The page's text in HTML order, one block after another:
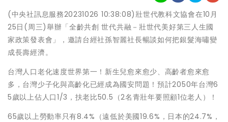
(中央社訊息服務20231026 10:38:08)壯世代教科文協會在10月
25日(周三)舉辦「全齡共創 世代共融－壯世代美好第三人生國
家政策發表會」，邀請台經社孫智麗社長暢談如何把銀髮海嘯變
成長壽經濟。
台灣人口老化速度世界第一！新生兒愈來愈少、高齡者愈來愈
多，台灣少子化與高齡化已經成為國安問題！預計2050年台灣6
5歲以上佔人口1/3，扶老比50.5（2名青壯年要照顧1位老人）！
65歲以上勞動率只有8.4%（遠低於美國19.6%，日本的24.7%，